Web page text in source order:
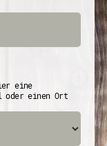
eine
oder einen Ort